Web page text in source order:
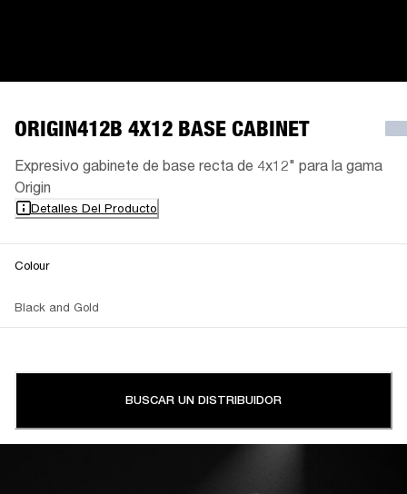
ORIGIN412B 4X12 BASE CABINET
Expresivo gabinete de base recta de 4x12" para la gama
Origin
Detalles Del Producto
Colour
Black and Gold
BUSCAR UN DISTRIBUIDOR